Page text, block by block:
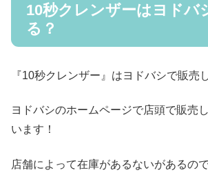
10秒クレンザーはヨドバ
る？
『10秒クレンザー』はヨドバシで販売
ヨドバシのホームページで店頭で販売
います！
店舗によって在庫があるないがあるの